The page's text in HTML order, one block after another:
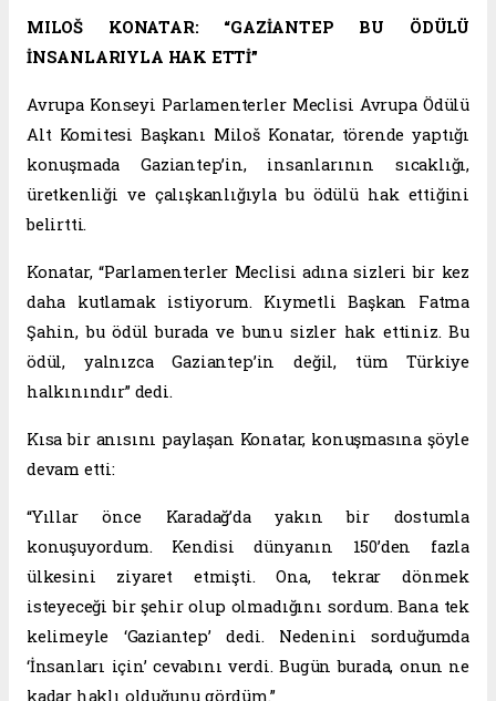
MILOŠ KONATAR: “GAZİANTEP BU ÖDÜLÜ
İNSANLARIYLA HAK ETTİ”
Avrupa Konseyi Parlamenterler Meclisi Avrupa Ödülü
Alt Komitesi Başkanı Miloš Konatar, törende yaptığı
konuşmada Gaziantep’in, insanlarının sıcaklığı,
üretkenliği ve çalışkanlığıyla bu ödülü hak ettiğini
belirtti.
Konatar, “Parlamenterler Meclisi adına sizleri bir kez
daha kutlamak istiyorum. Kıymetli Başkan Fatma
Şahin, bu ödül burada ve bunu sizler hak ettiniz. Bu
ödül, yalnızca Gaziantep’in değil, tüm Türkiye
halkınındır” dedi.
Kısa bir anısını paylaşan Konatar, konuşmasına şöyle
devam etti:
“Yıllar önce Karadağ’da yakın bir dostumla
konuşuyordum. Kendisi dünyanın 150’den fazla
ülkesini ziyaret etmişti. Ona, tekrar dönmek
isteyeceği bir şehir olup olmadığını sordum. Bana tek
kelimeyle ‘Gaziantep’ dedi. Nedenini sorduğumda
‘İnsanları için’ cevabını verdi. Bugün burada, onun ne
kadar haklı olduğunu gördüm.”